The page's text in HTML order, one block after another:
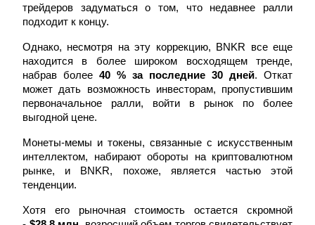
Фьючерсы на COIN-M
Криптовалютные фьючерсы
TradFi
Деривативы на акции, форекс, драгоценные металлы и
сырьевые товары
трейдеров задуматься о том, что недавнее ралли
подходит к концу.
Однако, несмотря на эту коррекцию, BNKR все еще
находится в более широком восходящем тренде,
набрав более 40 % за последние 30 дней. Откат
может дать возможность инвесторам, пропустившим
первоначальное ралли, войти в рынок по более
выгодной цене.
Монеты-мемы и токены, связанные с искусственным
интеллектом, набирают обороты на криптовалютном
рынке, и BNKR, похоже, является частью этой
тенденции.
Хотя его рыночная стоимость остается скромной